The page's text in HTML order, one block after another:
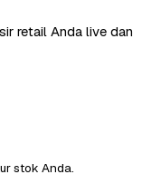
retail Anda live dan
stok Anda.